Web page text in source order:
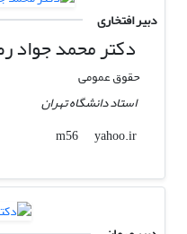
دبیر افتخاری
دکتر محمد جواد
حقوق عمومی
استاد دانشگاه تهران
m56
yahoo.ir